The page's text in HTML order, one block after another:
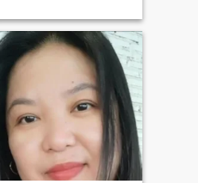
matter, whether it is suffering
or happiness, we are ready